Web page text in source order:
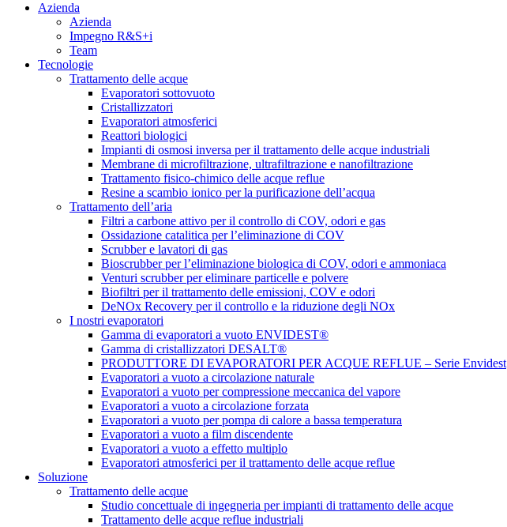
Azienda
Azienda
Impegno R&S+i
Team
Tecnologie
Trattamento delle acque
Evaporatori sottovuoto
Cristallizzatori
Evaporatori atmosferici
Reattori biologici
Impianti di osmosi inversa per il trattamento delle acque industriali
Membrane di microfiltrazione, ultrafiltrazione e nanofiltrazione
Trattamento fisico-chimico delle acque reflue
Resine a scambio ionico per la purificazione dell’acqua
Trattamento dell’aria
Filtri a carbone attivo per il controllo di COV, odori e gas
Ossidazione catalitica per l’eliminazione di COV
Scrubber e lavatori di gas
Bioscrubber per l’eliminazione biologica di COV, odori e ammoniaca
Venturi scrubber per eliminare particelle e polvere
Biofiltri per il trattamento delle emissioni, COV e odori
DeNOx Recovery per il controllo e la riduzione degli NOx
I nostri evaporatori
Gamma di evaporatori a vuoto ENVIDEST®
Gamma di cristallizzatori DESALT®
PRODUTTORE DI EVAPORATORI PER ACQUE REFLUE – Serie Envidest
Evaporatori a vuoto a circolazione naturale
Evaporatori a vuoto per compressione meccanica del vapore
Evaporatori a vuoto a circolazione forzata
Evaporatori a vuoto per pompa di calore a bassa temperatura
Evaporatori a vuoto a film discendente
Evaporatori a vuoto a effetto multiplo
Evaporatori atmosferici per il trattamento delle acque reflue
Soluzione
Trattamento delle acque
Studio concettuale di ingegneria per impianti di trattamento delle acque
Trattamento delle acque reflue industriali